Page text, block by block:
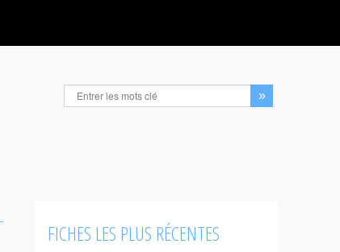
FICHES LES PLUS RÉCENTES